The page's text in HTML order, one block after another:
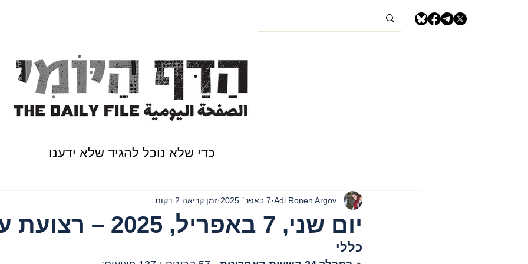
כדי שלא נוכל להגיד שלא ידענו
יום שני, 7 באפריל, 2025 – רצועת עזה
Adi Ronen Argov 7 באפר׳ 2025 זמן קריאה 2 דקות
כללי